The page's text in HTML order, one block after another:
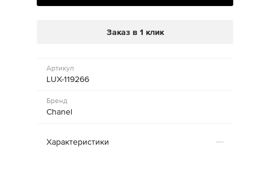
Заказ в 1 клик
Артикул
LUX-119266
Бренд
Chanel
Характеристики